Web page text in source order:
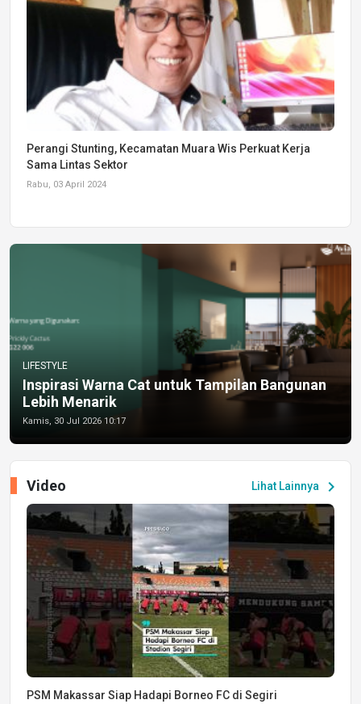
Perangi Stunting, Kecamatan Muara Wis Perkuat Kerja
Sama Lintas Sektor
Rabu, 03 April 2024
LIFESTYLE
Inspirasi Warna Cat untuk Tampilan Bangunan
Lebih Menarik
Kamis, 30 Jul 2026 10:17
Lihat Lainnya chevron_right
Video
PSM Makassar Siap Hadapi Borneo FC di Segiri